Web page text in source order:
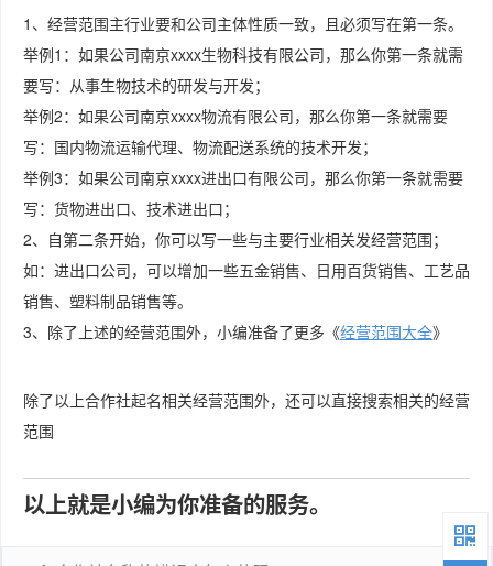
1、经营范围主行业要和公司主体性质一致，且必须写在第一条。
举例1：如果公司南京xxxx生物科技有限公司，那么你第一条就需
要写：从事生物技术的研发与开发；
举例2：如果公司南京xxxx物流有限公司，那么你第一条就需要
写：国内物流运输代理、物流配送系统的技术开发；
举例3：如果公司南京xxxx进出口有限公司，那么你第一条就需要
写：货物进出口、技术进出口；
2、自第二条开始，你可以写一些与主要行业相关发经营范围；
如：进出口公司，可以增加一些五金销售、日用百货销售、工艺品
销售、塑料制品销售等。
3、除了上述的经营范围外，小编准备了更多《经营范围大全》
除了以上合作社起名相关经营范围外，还可以直接搜索相关的经营
范围
以上就是小编为你准备的服务。